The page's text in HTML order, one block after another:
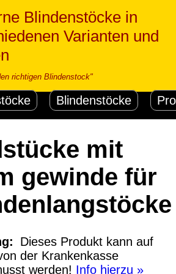
Blindenstöcke in
Varianten und
richtigen Blindenstock"
Blindenstöcke
mit
gewinde für
Dieses Produkt kann auf
der Krankenkasse
werden! Info hierzu »
Versandkosten DHL
Standard bis 5kg
Deutschland
Nachnahme: 8.95 €
Deutschland Vorkasse:
6.95 €